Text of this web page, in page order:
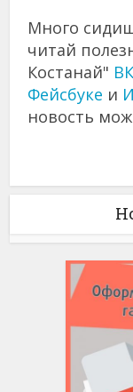
Много
читай
Костанай"
Фейсбуке и
новость